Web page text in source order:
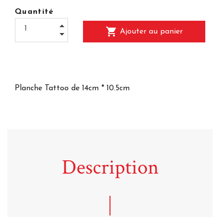
Quantité
shopping_cart Ajouter au panier
Planche Tattoo de 14cm * 10.5cm
Description